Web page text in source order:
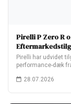
Pirelli P Zero R
Pirelli har udvidet
performance-dæk
28.07.2026